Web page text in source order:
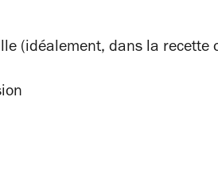
(idéalement, dans la recette